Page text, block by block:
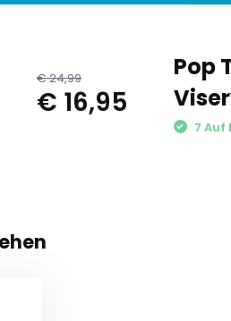
€ 24,99
€ 16,95
Pop
7 Auf